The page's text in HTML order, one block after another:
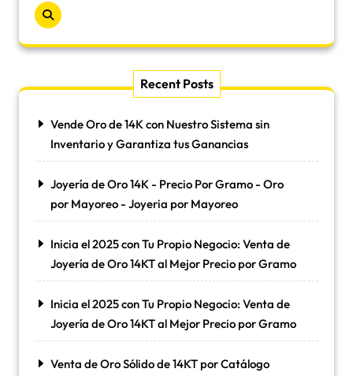
Recent Posts
Vende Oro de 14K con Nuestro Sistema sin
Inventario y Garantiza tus Ganancias
Joyería de Oro 14K - Precio Por Gramo - Oro
por Mayoreo - Joyeria por Mayoreo
Inicia el 2025 con Tu Propio Negocio: Venta de
Joyería de Oro 14KT al Mejor Precio por Gramo
Inicia el 2025 con Tu Propio Negocio: Venta de
Joyería de Oro 14KT al Mejor Precio por Gramo
Venta de Oro Sólido de 14KT por Catálogo